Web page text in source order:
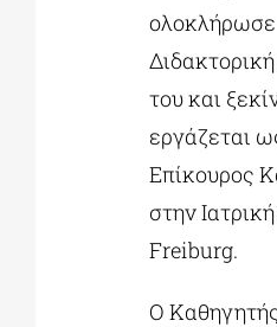
του και
εργάζεται
Επίκουρος
στην
Freiburg.
Ο